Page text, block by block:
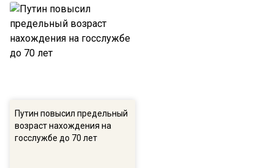
Путин повысил предельный
возраст нахождения на
госслужбе до 70 лет